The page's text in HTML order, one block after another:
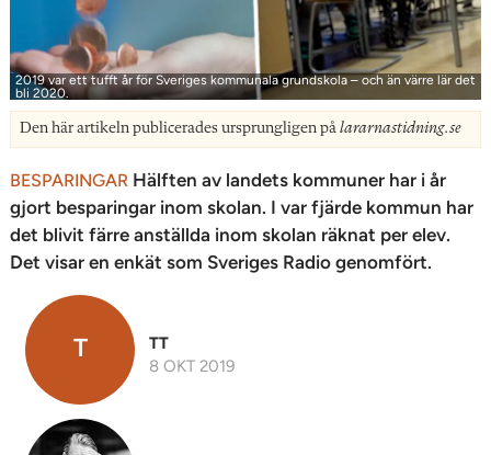
2019 var ett tufft år för Sveriges kommunala grundskola – och än värre lär det
bli 2020.
Den här artikeln publicerades ursprungligen på lararnastidning.se
BESPARINGAR Hälften av landets kommuner har i år
gjort besparingar inom skolan. I var fjärde kommun har
det blivit färre anställda inom skolan räknat per elev.
Det visar en enkät som Sveriges Radio genomfört.
T
TT
8 OKT 2019